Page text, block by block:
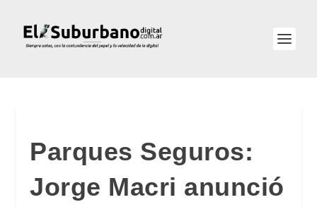
Parques Seguros:
Jorge Macri anunció